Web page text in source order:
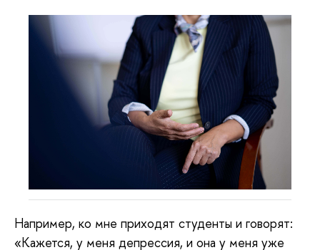
Например, ко мне приходят студенты и говорят:
«Кажется, у меня депрессия, и она у меня уже